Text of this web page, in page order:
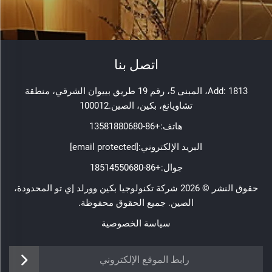
اتصل بنا
Add: 1813، المبنى 5، رقم 19 طريق بييوان الشرقي، منطقة
تشاويانغ، بكين، الصين.100012
هاتف:+86-13581880680
البريد الإلكتروني:[email protected]
جوال:+86-18514550680
حقوق النشر © 2026 شركة تكنولوجيا بكين وورلد إي تو المحدودة،
الصين. جميع الحقوق محفوظة.
سياسة الخصوصية
رابط الموقع الإلكتروني